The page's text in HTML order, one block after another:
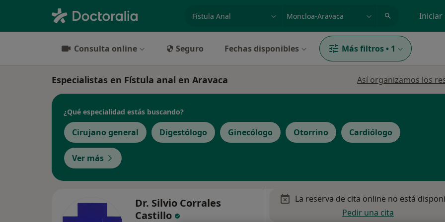
especialidad, enfermedad o nombre Iniciar
Consulta online Seguro Fechas disponibles Más filtros • 1
Especialistas en Fístula anal en Aravaca Así organizamos los
¿Qué especialidad estás buscando?
Cirujano general Digestólogo Ginecólogo Otorrino Cardiólogo
Ver más
Dr. Silvio Corrales
Castillo
La reserva de cita online no está
Pedir una cita